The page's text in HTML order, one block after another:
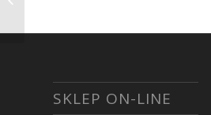
SKLEP ON-LINE